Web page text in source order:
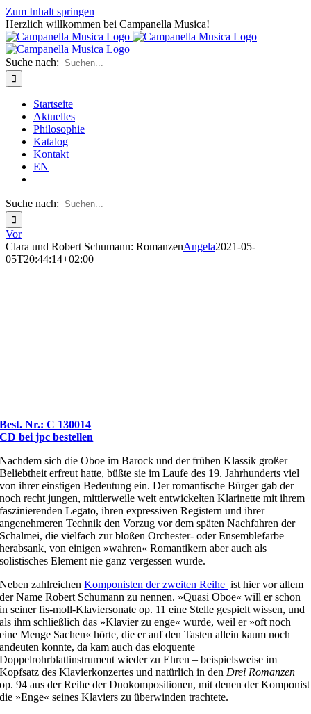
Zum Inhalt springen
Herzlich willkommen bei Campanella Musica!
Suche nach:
Startseite
Aktuelles
Philosophie
Katalog
Kontakt
EN
Suche nach:
Vor
Clara und Robert Schumann: RomanzenAngela2021-05-
05T20:44:14+02:00
Best. Nr.: C 130014
CD bei jpc bestellen
Nachdem sich die Oboe im Barock und der frühen Klassik großer
Beliebtheit erfreut hatte, büßte sie im Laufe des 19. Jahrhunderts viel
von ihrer einstigen Bedeutung ein. Der romantische Bürger gab der
noch recht jungen, mittlerweile weit entwickelten Klarinette mit ihrem
faszinierenden Legato, ihren expressiven Registern und ihrer
angenehmeren Technik den Vorzug vor dem späten Nachfahren der
Schalmei, die vielfach zur bloßen Orchester- oder Ensemblefarbe
herabsank, von einigen »wahren« Romantikern aber auch als
solistisches Element nie ganz vergessen wurde.
Neben zahlreichenKomponisten der zweiten Reihe ist hier vor allem
der Name Robert Schumann zu nennen. »Quasi Oboe« will er schon
in seiner fis-moll-Klaviersonate op. 11 eine Stelle gespielt wissen, und
als ihm schließlich das »Klavier zu enge« wurde, weil er »oft noch
eine Menge Sachen« hörte, die er auf den Tasten allein kaum noch
andeuten konnte, da kam auch das eloquente
Doppelrohrblattinstrument wieder zu Ehren – beispielsweise im
Kopfsatz des Klavierkonzertes und natürlich in den Drei Romanzen
op. 94 aus der Reihe der Duokompositionen, mit denen der Komponist
die »Enge« seines Klaviers zu überwinden trachtete.